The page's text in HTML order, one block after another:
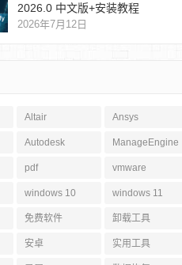
2026.0 中文版+安装教程
2026年7月12日
Altair Ansys
Autodesk ManageEngine
pdf vmware
windows 10 windows 11
免费软件 卸载工具
安卓 实用工具